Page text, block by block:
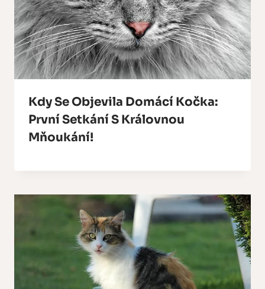
Kdy Se Objevila Domácí Kočka:
První Setkání S Královnou
Mňoukání!